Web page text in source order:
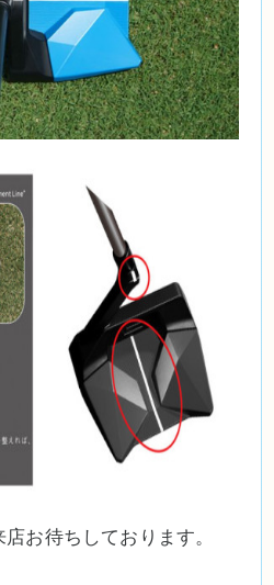
お待ちしております。